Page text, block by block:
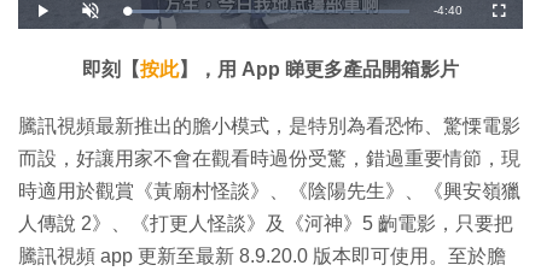
播
放
開
啟
載
入
:
1
7
%
剩
時
間
-4:40
全
螢
即刻【按此】，用 App 睇更多產品開箱影片
騰訊視頻最新推出的膽小模式，是特別為看恐怖、驚慄電影
而設，好讓用家不會在觀看時過份受驚，錯過重要情節，現
時適用於觀賞《黃廟村怪談》、《陰陽先生》、《興安嶺獵
人傳說 2》、《打更人怪談》及《河神》5 齣電影，只要把
騰訊視頻 app 更新至最新 8.9.20.0 版本即可使用。至於膽